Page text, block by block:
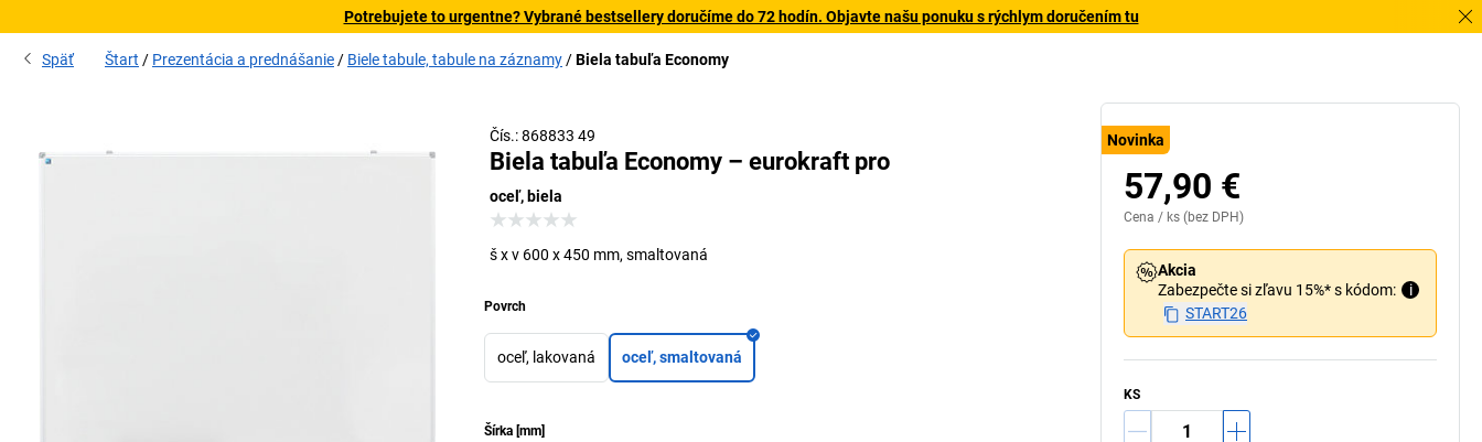
Potrebujete to urgentne? Vybrané bestsellery doručíme do 72 hodín. Objavte našu ponuku s rýchlym doručením tu
Späť Štart Prezentácia a prednášanie Biele tabule, tabule na záznamy Biela tabuľa Economy
Čís.: 868833 49
Biela tabuľa Economy – eurokraft pro
oceľ, biela
š x v 600 x 450 mm, smaltovaná
Povrch
oceľ, lakovaná oceľ, smaltovaná
Šírka [mm]
Novinka
57,90 €
Cena / ks (bez DPH)
Akcia
Zabezpečte si zľavu 15%* s kódom:
i
START26
KS